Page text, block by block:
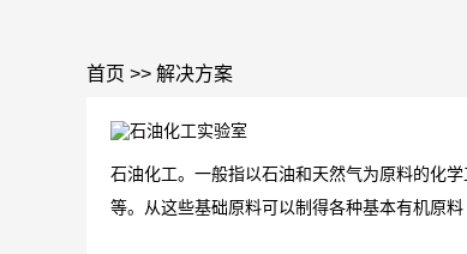
首页 >> 解决方案
石油化工。一般指以石油和天然气为原料的化
等。从这些基础原料可以制得各种基本有机原